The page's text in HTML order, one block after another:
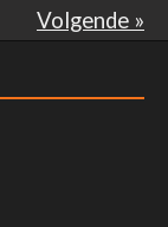
Volgende »